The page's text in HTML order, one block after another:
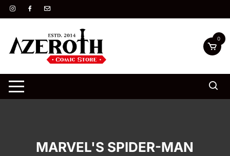
Saltar
al
0
MARVEL'S SPIDER-MAN